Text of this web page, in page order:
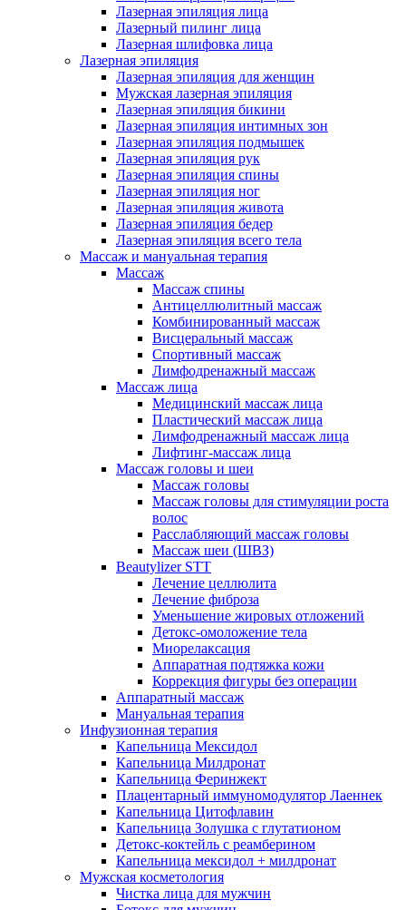
Лазерная эпиляция лица
Лазерный пилинг лица
Лазерная шлифовка лица
Лазерная эпиляция
Лазерная эпиляция для женщин
Мужская лазерная эпиляция
Лазерная эпиляция бикини
Лазерная эпиляция интимных зон
Лазерная эпиляция подмышек
Лазерная эпиляция рук
Лазерная эпиляция спины
Лазерная эпиляция ног
Лазерная эпиляция живота
Лазерная эпиляция бедер
Лазерная эпиляция всего тела
Массаж и мануальная терапия
Массаж
Массаж спины
Антицеллюлитный массаж
Комбинированный массаж
Висцеральный массаж
Спортивный массаж
Лимфодренажный массаж
Массаж лица
Медицинский массаж лица
Пластический массаж лица
Лимфодренажный массаж лица
Лифтинг-массаж лица
Массаж головы и шеи
Массаж головы
Массаж головы для стимуляции роста
волос
Расслабляющий массаж головы
Массаж шеи (ШВЗ)
Beautylizer STT
Лечение целлюлита
Лечение фиброза
Уменьшение жировых отложений
Детокс-омоложение тела
Миорелаксация
Аппаратная подтяжка кожи
Коррекция фигуры без операции
Аппаратный массаж
Мануальная терапия
Инфузионная терапия
Капельница Мексидол
Капельница Милдронат
Капельница Феринжект
Плацентарный иммуномодулятор Лаеннек
Капельница Цитофлавин
Капельница Золушка с глутатионом
Детокс-коктейль с реамберином
Капельница мексидол + милдронат
Мужская косметология
Чистка лица для мужчин